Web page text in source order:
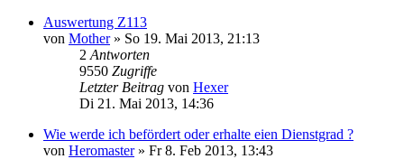
Auswertung Z113
von Mother» So 19. Mai 2013, 21:13
2 Antworten
9550 Zugriffe
Letzter Beitrag von Hexer
Di 21. Mai 2013, 14:36
Wie werde ich befördert oder erhalte eien Dienstgrad ?
von Heromaster» Fr 8. Feb 2013, 13:43